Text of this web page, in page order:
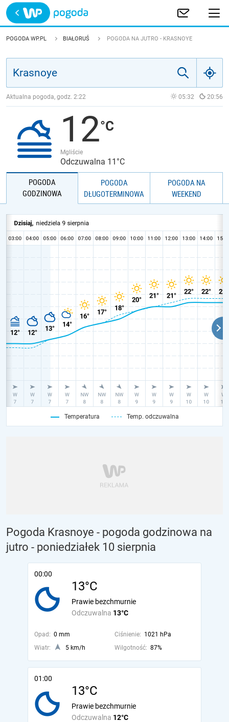
Trwa ładowanie
POLSKA
JAKOŚĆ POWIETRZA
POGODA WP.PL BIAŁORUŚ POGODA NA JUTRO - KRASNOYE
Aktualna pogoda, godz. 2:22 05:32 20:56
12
Mgliście
Odczuwalna 11°C
POGODA
GODZINOWA
POGODA
DŁUGOTERMINOWA
POGODA NA
WEEKEND
Temperatura Temp. odczuwalna
Pogoda Krasnoye - pogoda godzinowa na
jutro - poniedziałek 10 sierpnia
00:00
13°C
Odczuwalna 13°C
Prawie bezchmurnie
Opad: 0 mm Ciśnienie: 1021 hPa
Wiatr:
5 km/h Wilgotność: 87%
01:00
13°C
Odczuwalna 12°C
Prawie bezchmurnie